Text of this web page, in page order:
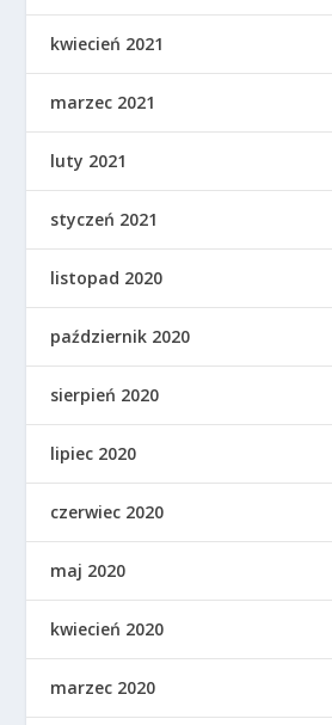
kwiecień 2021
marzec 2021
luty 2021
styczeń 2021
listopad 2020
październik 2020
sierpień 2020
lipiec 2020
czerwiec 2020
maj 2020
kwiecień 2020
marzec 2020